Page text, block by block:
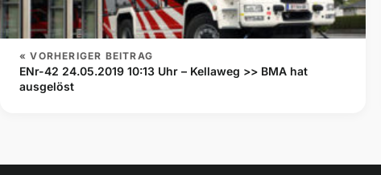
« VORHERIGER BEITRAG
ENr-42 24.05.2019 10:13 Uhr – Kellaweg >> BMA hat
ausgelöst